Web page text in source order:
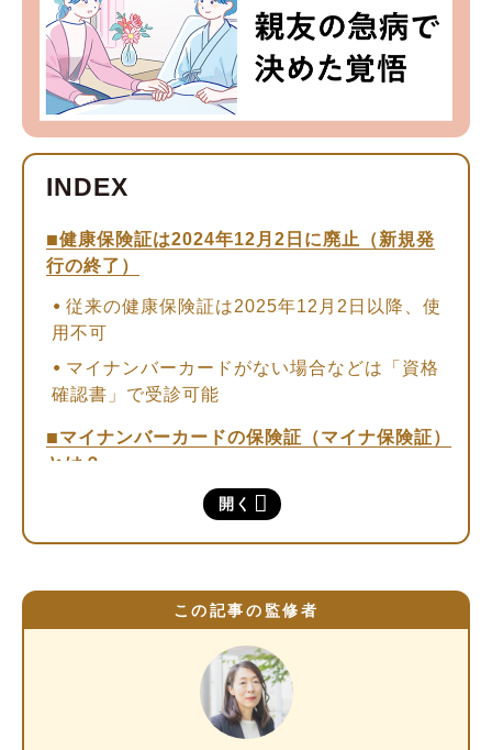
開く
健康保険証は2024年12月2日に廃止（新規発
行の終了）
従来の健康保険証は2025年12月2日以降、使
用不可
マイナンバーカードがない場合などは「資格
確認書」で受診可能
マイナンバーカードの保険証（マイナ保険証）
とは？
そもそもマイナンバーカードとは？
社会保険の場合でもマイナ保険証への切り替え
社会保険の場合、マイナンバーカードと保険証
を紐付けたらどうなる？
マイナンバーカードと保険証を紐付けても保
険料や保障内容は変わらない
この記事の監修者